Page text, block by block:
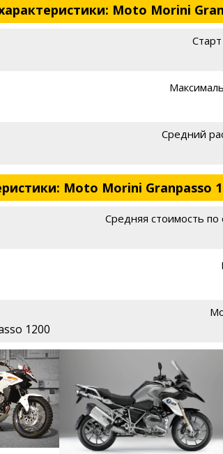
Moto Morini
Средний
Moto Morini Granpasso
Средняя стоимость
1200